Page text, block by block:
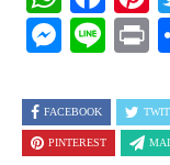
FACEBOOK
PINTEREST